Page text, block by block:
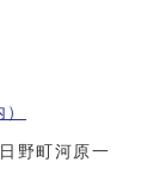
野町河原一